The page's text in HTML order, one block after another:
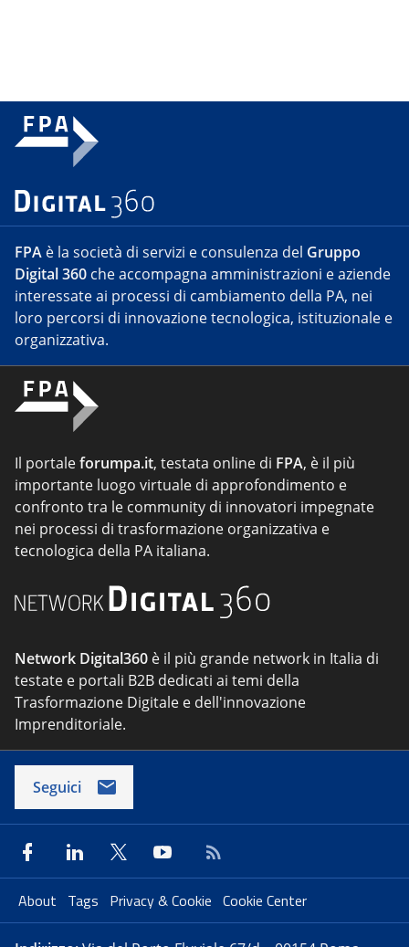
FPA è la società di servizi e consulenza del Gruppo
Digital 360 che accompagna amministrazioni e aziende
interessate ai processi di cambiamento della PA, nei
loro percorsi di innovazione tecnologica, istituzionale e
organizzativa.
Il portaleforumpa.it, testata online di FPA, è il più
importante luogo virtuale di approfondimento e
confronto tra le community di innovatori impegnate
nei processi di trasformazione organizzativa e
tecnologica della PA italiana.
Network Digital360 è il più grande network in Italia di
testate e portali B2B dedicati ai temi della
Trasformazione Digitale e dell'innovazione
Imprenditoriale.
Seguici
About Tags Privacy & Cookie Cookie Center